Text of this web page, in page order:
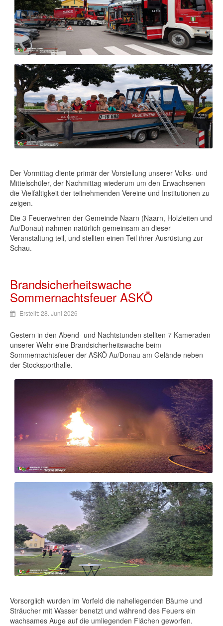
Der Vormittag diente primär der Vorstellung unserer Volks- und
Mittelschüler, der Nachmittag wiederum um den Erwachsenen
die Vielfältigkeit der teilnehmenden Vereine und Institutionen zu
zeigen.
Die 3 Feuerwehren der Gemeinde Naarn (Naarn, Holzleiten und
Au/Donau) nahmen natürlich gemeinsam an dieser
Veranstaltung teil, und stellten einen Teil ihrer Ausrüstung zur
Schau.
Brandsicherheitswache
Sommernachtsfeuer ASKÖ
Erstellt: 28. Juni 2026
Gestern in den Abend- und Nachtstunden stellten 7 Kameraden
unserer Wehr eine Brandsicherheitswache beim
Sommernachtsfeuer der ASKÖ Au/Donau am Gelände neben
der Stocksporthalle.
Vorsorglich wurden im Vorfeld die naheliegenden Bäume und
Sträucher mit Wasser benetzt und während des Feuers ein
wachsames Auge auf die umliegenden Flächen geworfen.